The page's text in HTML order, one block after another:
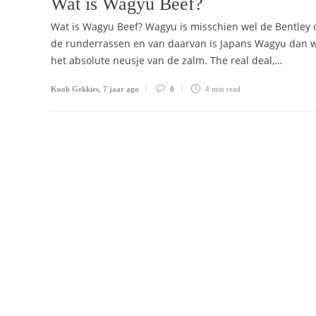
Wat is Wagyu Beef?
Wat is Wagyu Beef? Wagyu is misschien wel de Bentley
de runderrassen en van daarvan is Japans Wagyu dan
het absolute neusje van de zalm. The real deal,…
Kook Gekkies 7 jaar ago 0 4 min read